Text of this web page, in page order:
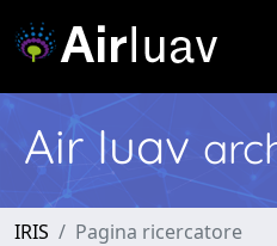
Air Iuav
IRIS Pagina ricercatore